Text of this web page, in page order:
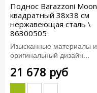
Поднос Barazzoni Moon
квадратный 38x38 см
нержавеющая сталь \
86300505
Изысканные материалы и
оригинальный дизайн...
21 678 руб